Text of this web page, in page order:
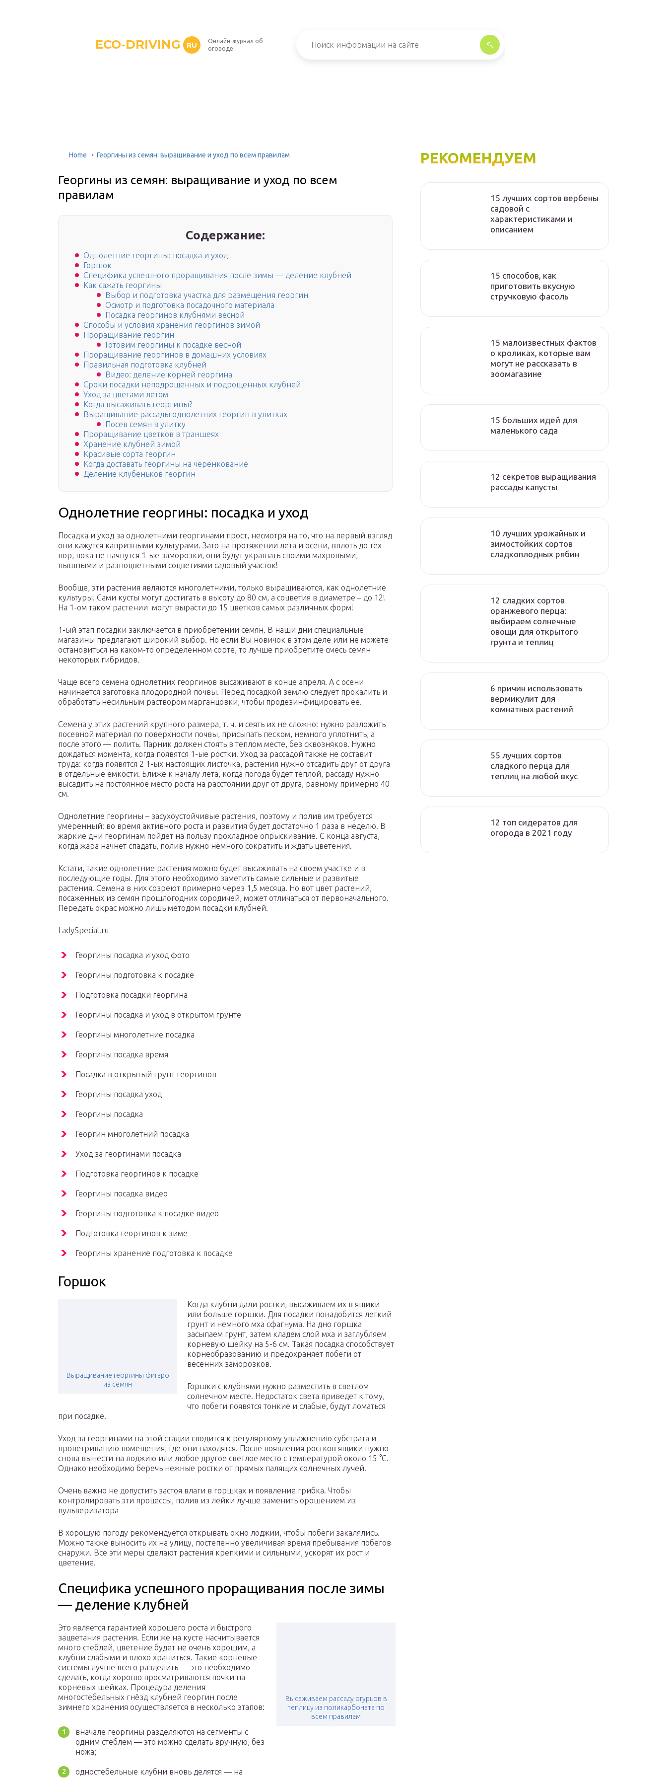
ECO-DRIVING RU
Онлайн-журнал об
огороде
Home Георгины из семян: выращивание и уход по всем правилам
Георгины из семян: выращивание и уход по всем
правилам
Содержание:
Однолетние георгины: посадка и уход
Горшок
Специфика успешного проращивания после зимы — деление клубней
Как сажать георгины
Выбор и подготовка участка для размещения георгин
Осмотр и подготовка посадочного материала
Посадка георгинов клубнями весной
Способы и условия хранения георгинов зимой
Проращивание георгин
Готовим георгины к посадке весной
Проращивание георгинов в домашних условиях
Правильная подготовка клубней
Видео: деление корней георгина
Сроки посадки неподрощенных и подрощенных клубней
Уход за цветами летом
Когда высаживать георгины?
Выращивание рассады однолетних георгин в улитках
Посев семян в улитку
Проращивание цветков в траншеях
Хранение клубней зимой
Красивые сорта георгин
Когда доставать георгины на черенкование
Деление клубеньков георгин
Однолетние георгины: посадка и уход
Посадка и уход за однолетними георгинами прост, несмотря на то, что на первый взгляд
они кажутся капризными культурами. Зато на протяжении лета и осени, вплоть до тех
пор, пока не начнутся 1-ые заморозки, они будут украшать своими махровыми,
пышными и разноцветными соцветиями садовый участок!
Вообще, эти растения являются многолетними, только выращиваются, как однолетние
культуры. Сами кусты могут достигать в высоту до 80 см, а соцветия в диаметре – до 12!
На 1-ом таком растении могут вырасти до 15 цветков самых различных форм!
1-ый этап посадки заключается в приобретении семян. В наши дни специальные
магазины предлагают широкий выбор. Но если Вы новичок в этом деле или не можете
остановиться на каком-то определенном сорте, то лучше приобретите смесь семян
некоторых гибридов.
Чаще всего семена однолетних георгинов высаживают в конце апреля. А с осени
начинается заготовка плодородной почвы. Перед посадкой землю следует прокалить и
обработать несильным раствором марганцовки, чтобы продезинфицировать ее.
Семена у этих растений крупного размера, т. ч. и сеять их не сложно: нужно разложить
посевной материал по поверхности почвы, присыпать песком, немного уплотнить, а
после этого — полить. Парник должен стоять в теплом месте, без сквозняков. Нужно
дождаться момента, когда появятся 1-ые ростки. Уход за рассадой также не составит
труда: когда появятся 2 1-ых настоящих листочка, растения нужно отсадить друг от друга
в отдельные емкости. Ближе к началу лета, когда погода будет теплой, рассаду нужно
высадить на постоянное место роста на расстоянии друг от друга, равному примерно 40
см.
Однолетние георгины – засухоустойчивые растения, поэтому и полив им требуется
умеренный: во время активного роста и развития будет достаточно 1 раза в неделю. В
жаркие дни георгинам пойдет на пользу прохладное опрыскивание. С конца августа,
когда жара начнет спадать, полив нужно немного сократить и ждать цветения.
Кстати, такие однолетние растения можно будет высаживать на своем участке и в
последующие годы. Для этого необходимо заметить самые сильные и развитые
растения. Семена в них созреют примерно через 1,5 месяца. Но вот цвет растений,
посаженных из семян прошлогодних сородичей, может отличаться от первоначального.
Передать окрас можно лишь методом посадки клубней.
LadySpecial.ru
Георгины посадка и уход фото
Георгины подготовка к посадке
Подготовка посадки георгина
Георгины посадка и уход в открытом грунте
Георгины многолетние посадка
Георгины посадка время
Посадка в открытый грунт георгинов
Георгины посадка уход
Георгины посадка
Георгин многолетний посадка
Уход за георгинами посадка
Подготовка георгинов к посадке
Георгины посадка видео
Георгины подготовка к посадке видео
Подготовка георгинов к зиме
Георгины хранение подготовка к посадке
Горшок
Выращивание георгины фигаро
из семян
Когда клубни дали ростки, высаживаем их в ящики
или больше горшки. Для посадки понадобится легкий
грунт и немного мха сфагнума. На дно горшка
засыпаем грунт, затем кладем слой мха и заглубляем
корневую шейку на 5-6 см. Такая посадка способствует
корнеобразованию и предохраняет побеги от
весенних заморозков.
Горшки с клубнями нужно разместить в светлом
солнечном месте. Недостаток света приведет к тому,
что побеги появятся тонкие и слабые, будут ломаться
при посадке.
Уход за георгинами на этой стадии сводится к регулярному увлажнению субстрата и
проветриванию помещения, где они находятся. После появления ростков ящики нужно
снова вынести на лоджию или любое другое светлое место с температурой около 15 °C.
Однако необходимо беречь нежные ростки от прямых палящих солнечных лучей.
Очень важно не допустить застоя влаги в горшках и появление грибка. Чтобы
контролировать эти процессы, полив из лейки лучше заменить орошением из
пульверизатора
В хорошую погоду рекомендуется открывать окно лоджии, чтобы побеги закалялись.
Можно также выносить их на улицу, постепенно увеличивая время пребывания побегов
снаружи. Все эти меры сделают растения крепкими и сильными, ускорят их рост и
цветение.
Специфика успешного проращивания после зимы
— деление клубней
Высаживаем рассаду огурцов в
теплицу из поликарбоната по
всем правилам
Это является гарантией хорошего роста и быстрого
зацветания растения. Если же на кусте насчитывается
много стеблей, цветение будет не очень хорошим, а
клубни слабыми и плохо храниться. Такие корневые
системы лучше всего разделить — это необходимо
сделать, когда хорошо просматриваются почки на
корневых шейках. Процедура деления
многостебельных гнёзд клубней георгин после
зимнего хранения осуществляется в несколько этапов:
вначале георгины разделяются на сегменты с
одним стеблем — это можно сделать вручную, без
ножа;
одностебельные клубни вновь делятся — на
РЕКОМЕНДУЕМ
15 лучших сортов вербены
садовой с
характеристиками и
описанием
15 способов, как
приготовить вкусную
стручковую фасоль
15 малоизвестных фактов
о кроликах, которые вам
могут не рассказать в
зоомагазине
15 больших идей для
маленького сада
12 секретов выращивания
рассады капусты
10 лучших урожайных и
зимостойких сортов
сладкоплодных рябин
12 сладких сортов
оранжевого перца:
выбираем солнечные
овощи для открытого
грунта и теплиц
6 причин использовать
вермикулит для
комнатных растений
55 лучших сортов
сладкого перца для
теплиц на любой вкус
12 топ сидератов для
огорода в 2021 году